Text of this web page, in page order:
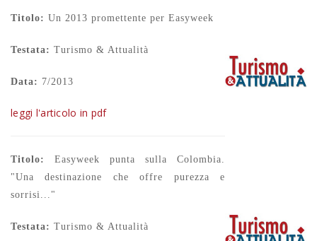
Titolo: Un 2013 promettente per Easyweek
Testata: Turismo & Attualità
Data: 7/2013
leggi l'articolo in pdf
Titolo:
Easyweek punta sulla Colombia.
"Una destinazione che offre purezza e
sorrisi..."
Testata: Turismo & Attualità